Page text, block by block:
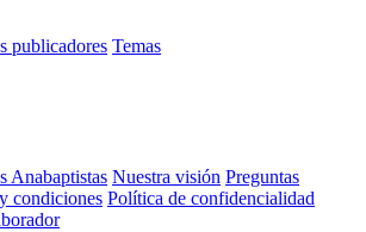
publicadores Temas
Anabaptistas Nuestra visión Preguntas
condiciones Política de confidencialidad